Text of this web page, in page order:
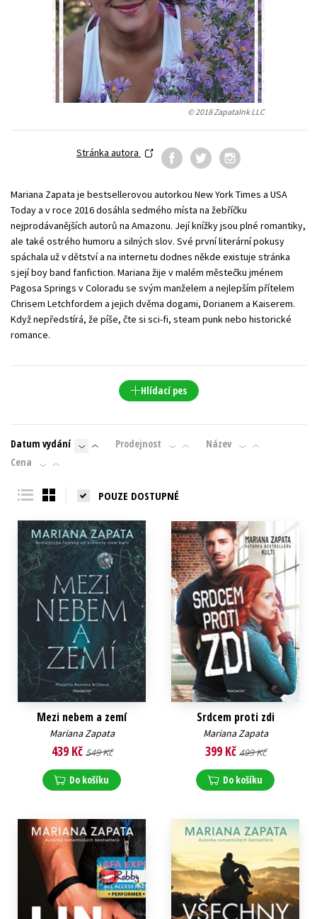
Young adult (SK)
Zahraniční literatura Zdraví a životní styl
Všechny tituly
© 2018 ZapataInk LLC
Stránka autora
Mariana Zapata je bestsellerovou autorkou New York Times a USA
Today a v roce 2016 dosáhla sedmého místa na žebříčku
nejprodávanějších autorů na Amazonu. Její knížky jsou plné romantiky,
ale také ostrého humoru a silných slov. Své první literární pokusy
spáchala už v dětství a na internetu dodnes někde existuje stránka
s její boy band fanfiction. Mariana žije v malém městečku jménem
Pagosa Springs v Coloradu se svým manželem a nejlepším přítelem
Chrisem Letchfordem a jejich dvěma dogami, Dorianem a Kaiserem.
Když nepředstírá, že píše, čte si sci-fi, steam punk nebo historické
romance.
Hlídací pes
Datum vydání Prodejnost
Název
Cena
POUZE DOSTUPNÉ
Mezi nebem a zemí
Mariana Zapata
439 Kč 549 Kč
Do košíku
Srdcem proti zdi
Mariana Zapata
399 Kč 499 Kč
Do košíku